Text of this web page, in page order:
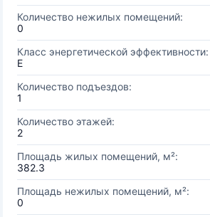
Количество нежилых помещений:
0
Класс энергетической эффективности:
E
Количество подъездов:
1
Количество этажей:
2
Площадь жилых помещений, м²:
382.3
Площадь нежилых помещений, м²:
0